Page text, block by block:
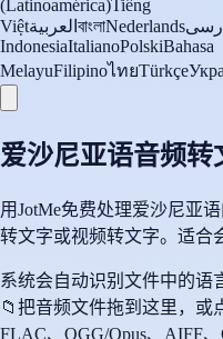
(Latinoamérica)Tiếng
Việtالعربية বাংলাNederlands
IndonesiaItalianoPolskiBahasa
MelayuFilipinoไทยTürkçe
爱沙尼亚语音频转
用JotMe免费处理爱沙尼亚
转文字或视频转文字。适合
系统会自动识别文件中的语
📁 把音频文件拖到这里，或
FLAC、OGG/Opus、AIFF